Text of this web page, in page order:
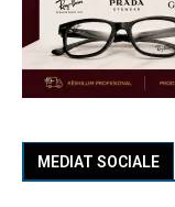
MEDIAT SOCIALE